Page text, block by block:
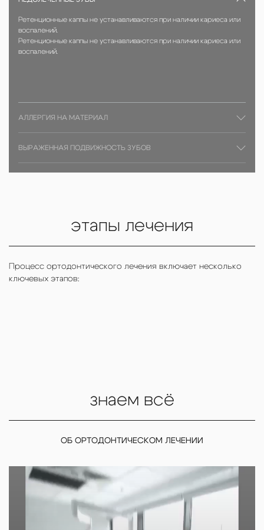
Ретенционные каппы не устанавливаются при наличии кариеса или
воспалений.
Ретенционные каппы не устанавливаются при наличии кариеса или
воспалений.
АЛЛЕРГИЯ НА МАТЕРИАЛ
ВЫРАЖЕННАЯ ПОДВИЖНОСТЬ ЗУБОВ
этапы лечения
Процесс ортодонтического лечения включает несколько
ключевых этапов:
знаем всё
ОБ ОРТОДОНТИЧЕСКОМ ЛЕЧЕНИИ